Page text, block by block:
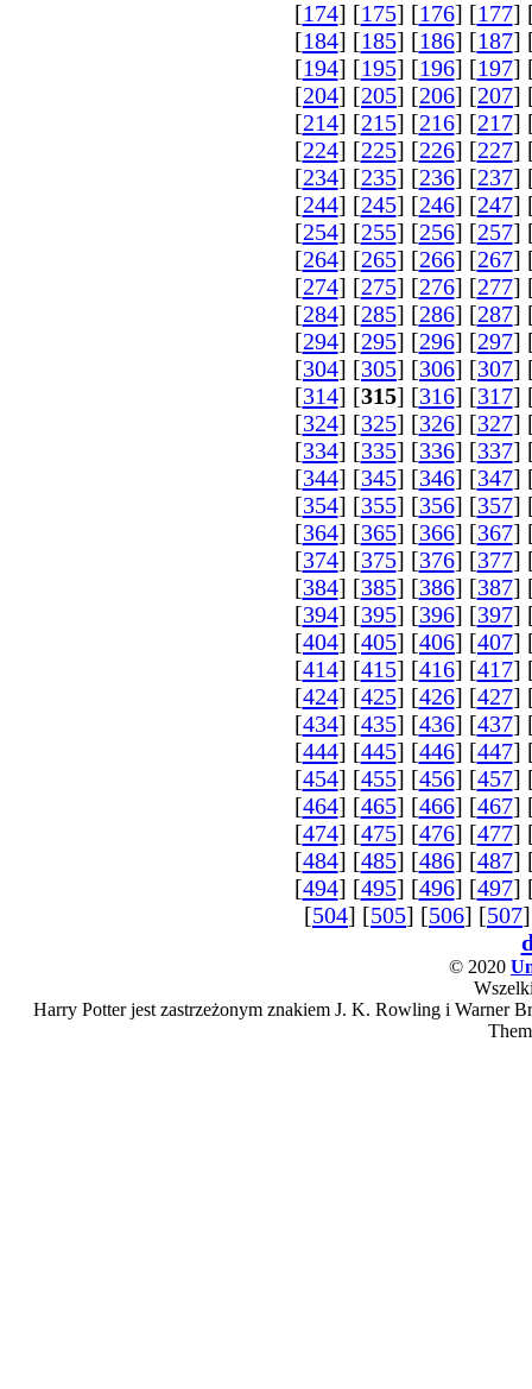
[174] [175] [176] [177]
[184] [185] [186] [187]
[194] [195] [196] [197]
[204] [205] [206] [207]
[214] [215] [216] [217]
[224] [225] [226] [227]
[234] [235] [236] [237]
[244] [245] [246] [247]
[254] [255] [256] [257]
[264] [265] [266] [267]
[274] [275] [276] [277]
[284] [285] [286] [287]
[294] [295] [296] [297]
[304] [305] [306] [307]
[314] [315] [316] [317]
[324] [325] [326] [327]
[334] [335] [336] [337]
[344] [345] [346] [347]
[354] [355] [356] [357]
[364] [365] [366] [367]
[374] [375] [376] [377]
[384] [385] [386] [387]
[394] [395] [396] [397]
[404] [405] [406] [407]
[414] [415] [416] [417]
[424] [425] [426] [427]
[434] [435] [436] [437]
[444] [445] [446] [447]
[454] [455] [456] [457]
[464] [465] [466] [467]
[474] [475] [476] [477]
[484] [485] [486] [487]
[494] [495] [496] [497]
[504] [505] [506] [507
© 2020
Harry Potter jest zastrzeżonym znakiem J. K. Rowling i Warner